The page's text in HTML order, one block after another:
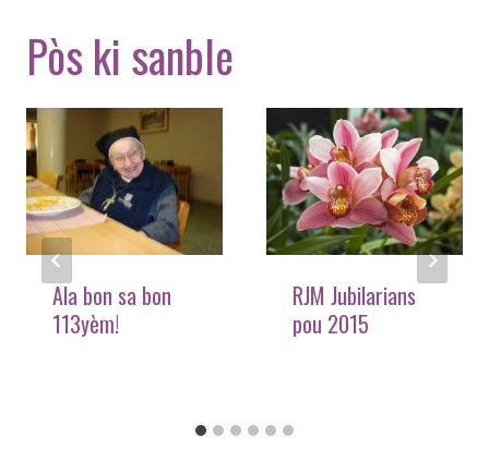
Pòs ki sanble
Ala bon sa bon
113yèm!
RJM Jubilarians
pou 2015